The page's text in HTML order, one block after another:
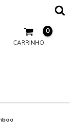
CARRINHO
0